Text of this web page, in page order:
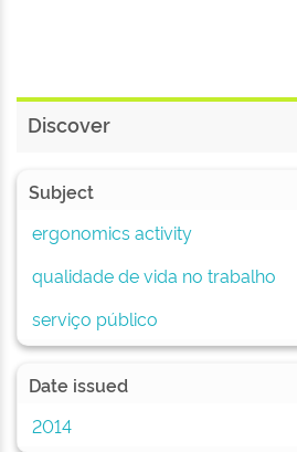
Discover
Subject
ergonomics activity
qualidade de vida no trabalho
serviço público
Date issued
2014